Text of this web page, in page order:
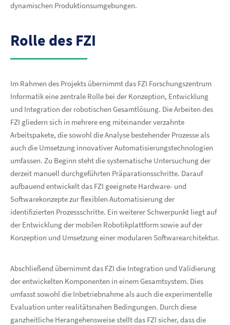
dynamischen Produktionsumgebungen.
Rolle des FZI
Im Rahmen des Projekts übernimmt das FZI Forschungszentrum
Informatik eine zentrale Rolle bei der Konzeption, Entwicklung
und Integration der robotischen Gesamtlösung. Die Arbeiten des
FZI gliedern sich in mehrere eng miteinander verzahnte
Arbeitspakete, die sowohl die Analyse bestehender Prozesse als
auch die Umsetzung innovativer Automatisierungstechnologien
umfassen. Zu Beginn steht die systematische Untersuchung der
derzeit manuell durchgeführten Präparationsschritte. Darauf
aufbauend entwickelt das FZI geeignete Hardware- und
Softwarekonzepte zur flexiblen Automatisierung der
identifizierten Prozessschritte. Ein weiterer Schwerpunkt liegt auf
der Entwicklung der mobilen Robotikplattform sowie auf der
Konzeption und Umsetzung einer modularen Softwarearchitektur.
Abschließend übernimmt das FZI die Integration und Validierung
der entwickelten Komponenten in einem Gesamtsystem. Dies
umfasst sowohl die Inbetriebnahme als auch die experimentelle
Evaluation unter realitätsnahen Bedingungen. Durch diese
ganzheitliche Herangehensweise stellt das FZI sicher, dass die